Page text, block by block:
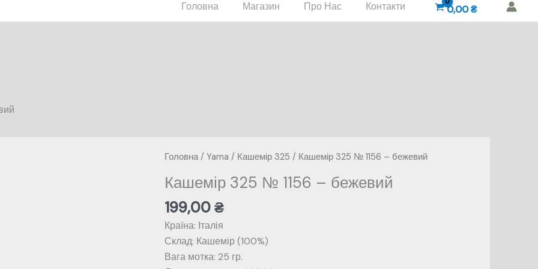
Головна Магазин Про Нас Контакти 0,00₴
Головна/ Yarna / Кашемір 325 / Кашемір 325 № 1156 – бежевий
Кашемір 325 № 1156 – бежевий
199,00₴
Країна: Італія
Склад: Кашемір (100%)
Вага мотка: 25 гр.